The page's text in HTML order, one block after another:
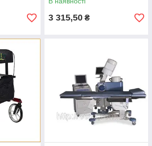
3 315,50 ₴